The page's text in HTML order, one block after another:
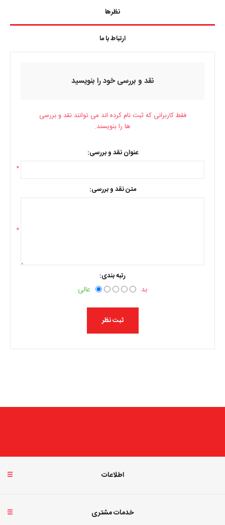
نظرها
ارتباط با ما
نقد و بررسی خود را بنویسید
فقط کاربرانی که ثبت نام کرده اند می توانند نقد و بررسی
ها را بنویسند.
عنوان نقد و بررسی:
*
متن نقد و بررسی:
*
رتبه بندی:
بد عالی
اطلاعات
خدمات مشتری